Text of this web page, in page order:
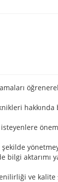
bilgi aktarımı
ve kalite